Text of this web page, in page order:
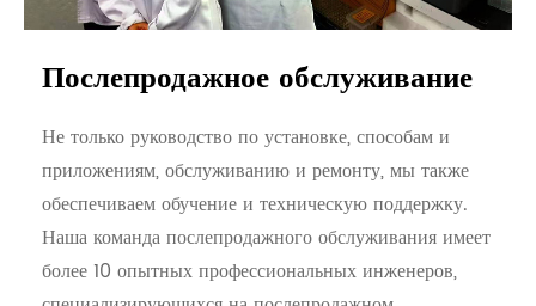
Послепродажное обслуживание
Не только руководство по установке, способам и
приложениям, обслуживанию и ремонту, мы также
обеспечиваем обучение и техническую поддержку.
Наша команда послепродажного обслуживания имеет
более 10 опытных профессиональных инженеров,